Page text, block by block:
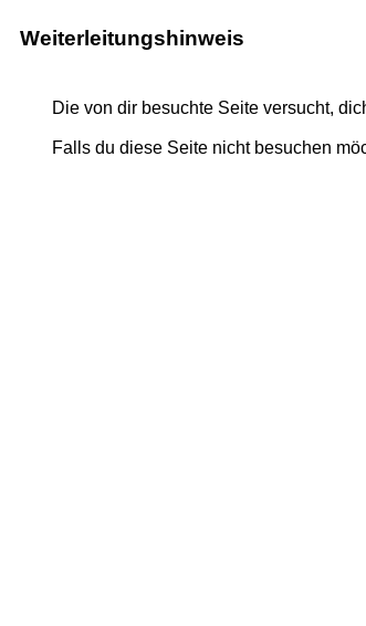
Weiterleitungshinweis
Die von dir besuchte Seite versucht,
Falls du diese Seite nicht besuchen